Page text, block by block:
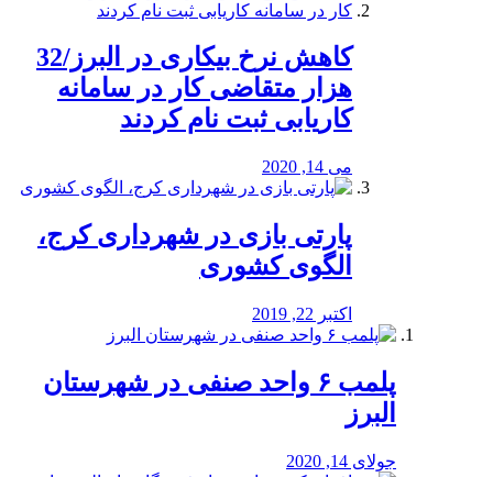
کاهش نرخ بیکاری در البرز/32
هزار متقاضی کار در سامانه
کاریابی ثبت نام کردند
می 14, 2020
پارتی بازی در شهرداری کرج،
الگوی کشوری
اکتبر 22, 2019
پلمب ۶ واحد صنفی در شهرستان
البرز
جولای 14, 2020